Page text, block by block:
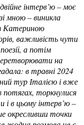
інтерв’ю – моє
мною – виникла
Катериною
важливість чути
а потім
на
в травні 2024
тур Італією і вже
торкнулися
і в цьому інтерв’ю –
окресливши точки